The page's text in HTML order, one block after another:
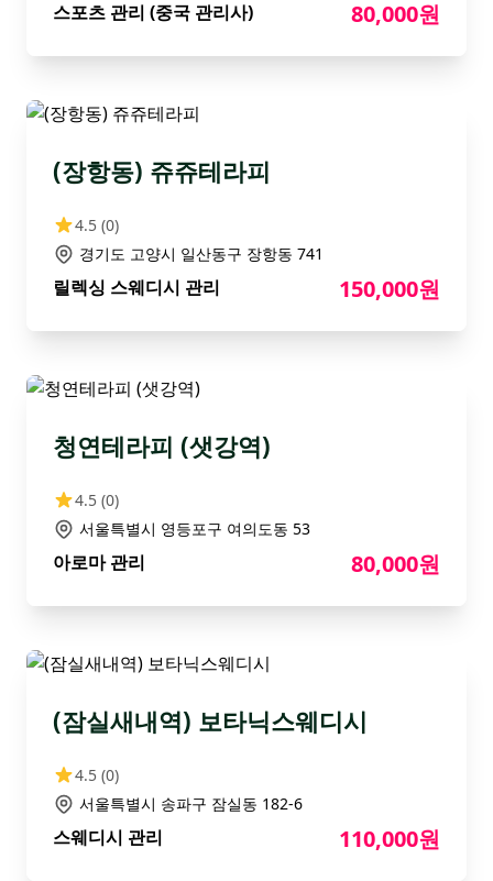
스포츠 관리 (중국 관리사) 80,000원
(장항동) 쥬쥬테라피
4.5 (0)
경기도 고양시 일산동구 장항동 741
릴렉싱 스웨디시 관리 150,000원
청연테라피 (샛강역)
4.5 (0)
서울특별시 영등포구 여의도동 53
아로마 관리 80,000원
(잠실새내역) 보타닉스웨디시
4.5 (0)
서울특별시 송파구 잠실동 182-6
스웨디시 관리 110,000원